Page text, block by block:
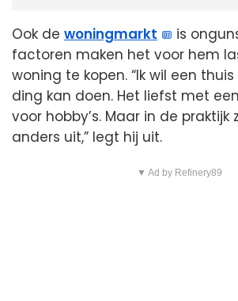
Ook de woningmarkt
is
factoren maken het voor hem
woning te kopen. “Ik wil een
ding kan doen. Het liefst met
voor hobby’s. Maar in de praktijk
anders uit,” legt hij uit.
▼ Ad by Refinery89